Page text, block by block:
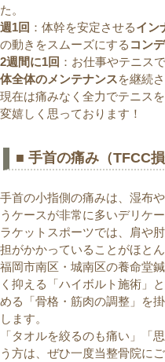
た。
週1回 ：体幹を安定させるイン
の動きをスムーズにする コン
2週間に1回 ：お仕事やテニス
体全体のメンテナンスを継続
現在は痛みなく全力でテニス
変嬉しく思っております！
■ 手首の痛み（TFCC
手首の小指側の痛みは、湿布
うケースが非常に多いデリケ
ラケットスポーツでは、肩や
担がかかっていることがほとん
福岡市南区・城南区の養命堂
く抑える「ハイボルト施術」
める「骨格・筋肉の調整」を
します。
「タオルを絞るのも痛い」「
う方は、ぜひ一度当整骨院に